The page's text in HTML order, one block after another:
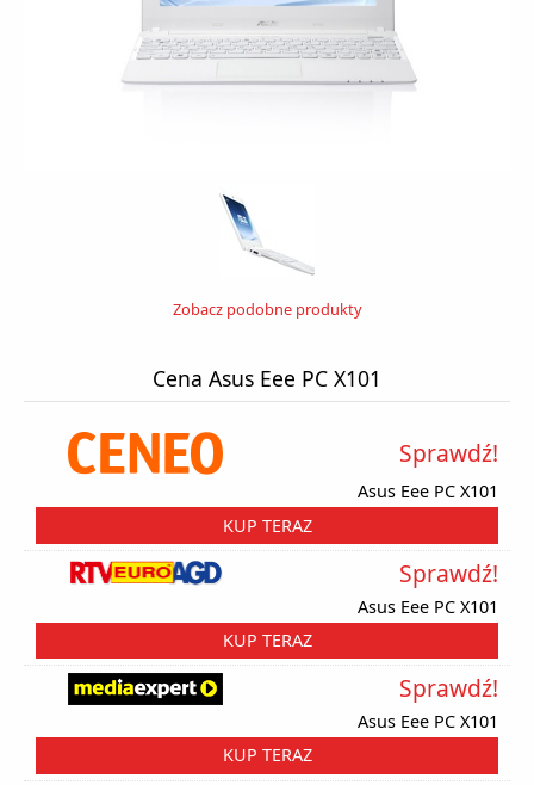
Zobacz podobne produkty
Cena Asus Eee PC X101
Asus Eee PC X101
Sprawdź!
KUP TERAZ
Asus Eee PC X101
Sprawdź!
KUP TERAZ
Asus Eee PC X101
Sprawdź!
KUP TERAZ